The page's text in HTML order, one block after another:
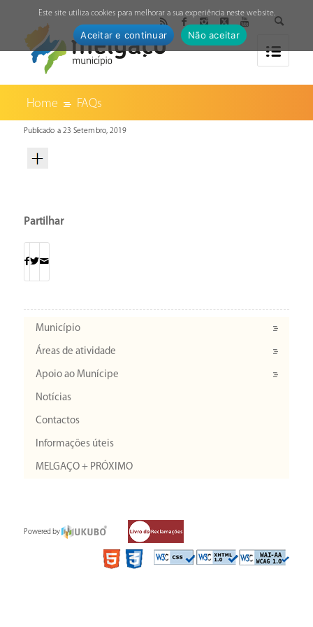
Home FAQs
Publicado a 23 Setembro, 2019
Partilhar
Município
Áreas de atividade
Apoio ao Munícipe
Notícias
Contactos
Informações úteis
MELGAÇO + PRÓXIMO
Powered by
Este site utiliza cookies para melhorar a sua experiência neste website.
Aceitar e continuar Não aceitar